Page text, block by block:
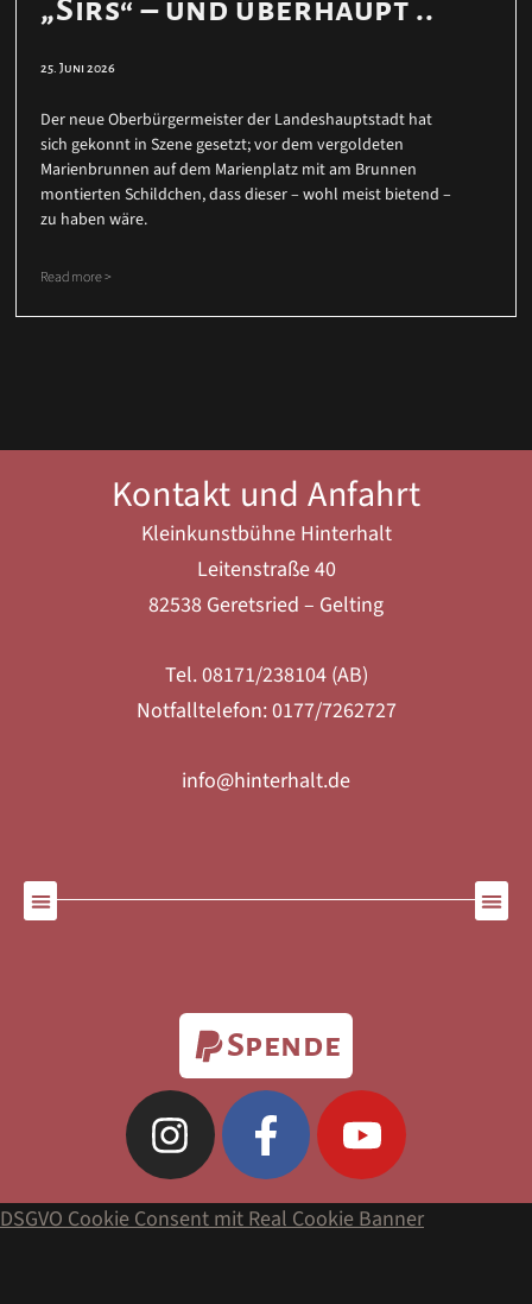
„Sirs“ – und überhaupt ..
25. Juni 2026
Der neue Oberbürgermeister der Landeshauptstadt hat
sich gekonnt in Szene gesetzt; vor dem vergoldeten
Marienbrunnen auf dem Marienplatz mit am Brunnen
montierten Schildchen, dass dieser – wohl meist bietend –
zu haben wäre.
Read more >
Kontakt und Anfahrt
Kleinkunstbühne Hinterhalt
Leitenstraße 40
82538 Geretsried – Gelting
Tel. 08171/238104 (AB)
Notfalltelefon: 0177/7262727
info@hinterhalt.de
Spende
DSGVO Cookie Consent mit Real Cookie Banner